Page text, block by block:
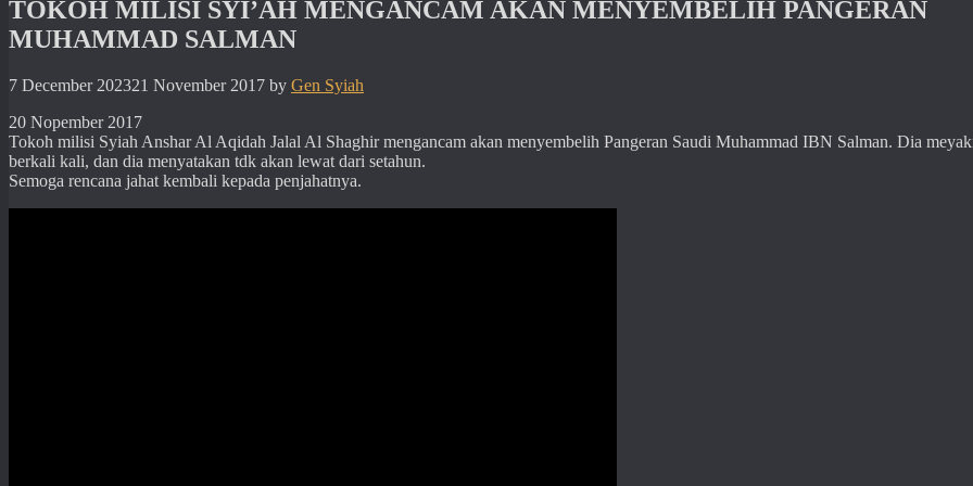
TOKOH MILISI SYI’AH MENGANCAM AKAN MENYEMBELIH PANGERAN
MUHAMMAD SALMAN
7 December 202321 November 2017 by Gen Syiah
20 Nopember 2017
Tokoh milisi Syiah Anshar Al Aqidah Jalal Al Shaghir mengancam akan menyembelih Pangeran Saudi Muhammad IBN Salman. Dia
berkali kali, dan dia menyatakan tdk akan lewat dari setahun.
Semoga rencana jahat kembali kepada penjahatnya.